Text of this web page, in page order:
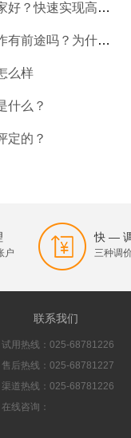
实现高回报哪家强？
？为什么待遇那么高
么样
什么？
定的？
户
快 —
三种调
联系我们
试用热线：025-68781226
售后热线：025-68781227
渠道热线：025-68781226
在线咨询：